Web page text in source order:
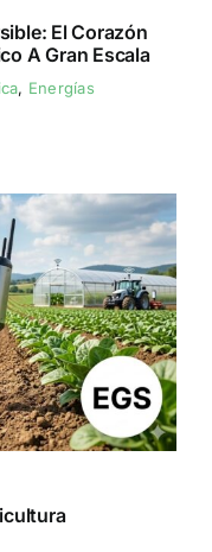
El Corazón
A Gran Escala
, Energías